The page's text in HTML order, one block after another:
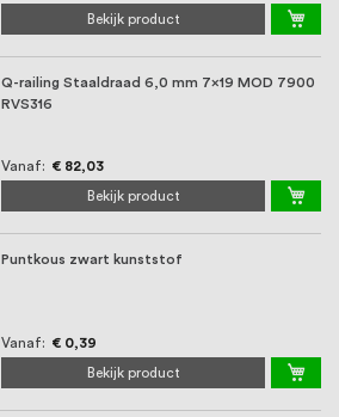
Bekijk product
Q-railing Staaldraad 6,0 mm 7x19 MOD 7900
RVS316
Vanaf € 82,03
Bekijk product
Puntkous zwart kunststof
Vanaf € 0,39
Bekijk product